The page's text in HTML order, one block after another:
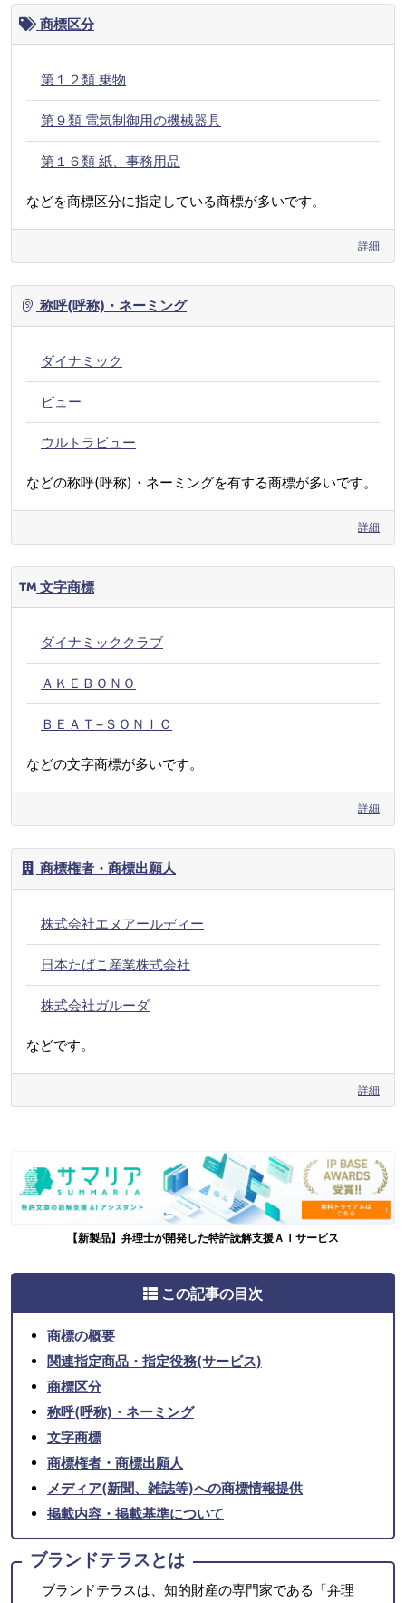
商標区分
第１２類 乗物
第９類 電気制御用の機械器具
第１６類 紙、事務用品
などを商標区分に指定している商標が多いです。
詳細
称呼(呼称)・ネーミング
ダイナミック
ビュー
ウルトラビュー
などの称呼(呼称)・ネーミングを有する商標が多いです。
詳細
文字商標
ダイナミッククラブ
ＡＫＥＢＯＮＯ
ＢＥＡＴ−ＳＯＮＩＣ
などの文字商標が多いです。
詳細
商標権者・商標出願人
株式会社エヌアールディー
日本たばこ産業株式会社
株式会社ガルーダ
などです。
詳細
【新製品】弁理士が開発した特許読解支援ＡＩサービス
この記事の目次
商標の概要
関連指定商品・指定役務(サービス)
商標区分
称呼(呼称)・ネーミング
文字商標
商標権者・商標出願人
メディア(新聞、雑誌等)への商標情報提供
掲載内容・掲載基準について
ブランドテラスとは
ブランドテラスは、知的財産の専門家である「弁理